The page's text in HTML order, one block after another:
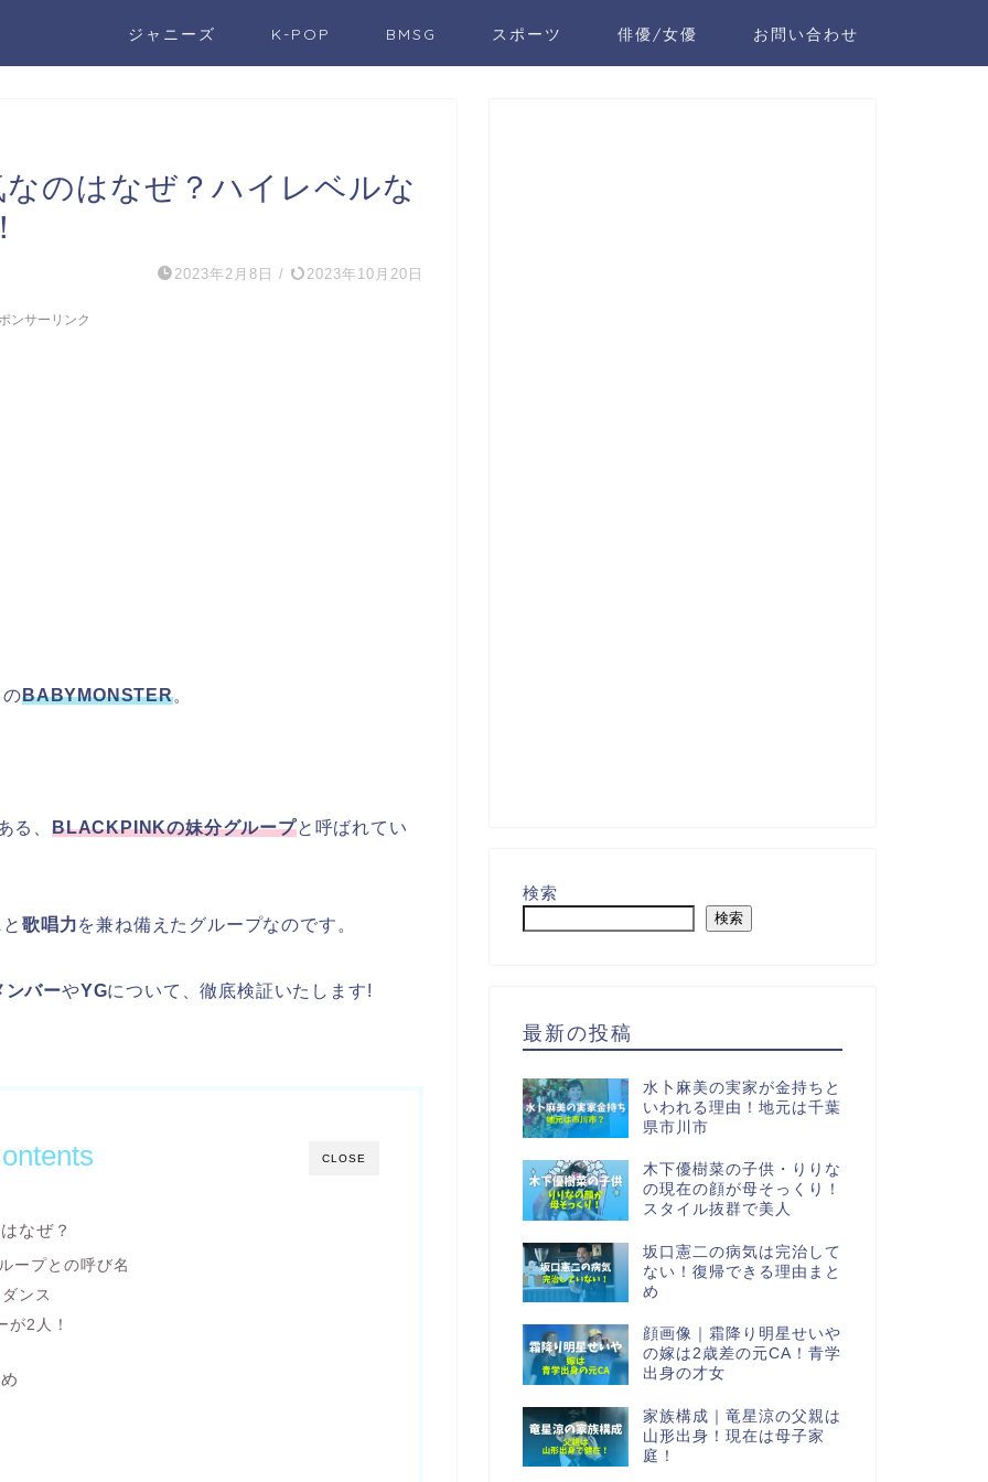
ジャニーズ K-POP BMSG スポーツ 俳優/女優 お問い合わせ
のはなぜ？ハイレベルな
2023年2月8日 / 2023年10月20日
ンサーリンク
BABYMONSTER。
る、BLACKPINKの妹分グループと呼ばれてい
と歌唱力を兼ね備えたグループなのです。
ンバーやYGについて、徹底検証いたします!
CLOSE
なぜ？
ープとの呼び名
ンス
が2人！
検索
検索
最新の投稿
水卜麻美の実家が金持ちと
いわれる理由！地元は千葉
県市川市
木下優樹菜の子供・りりな
の現在の顔が母そっくり！
スタイル抜群で美人
坂口憲二の病気は完治して
ない！復帰できる理由まと
め
顔画像｜霜降り明星せいや
の嫁は2歳差の元CA！青学
出身の才女
家族構成｜竜星涼の父親は
山形出身！現在は母子家
庭！